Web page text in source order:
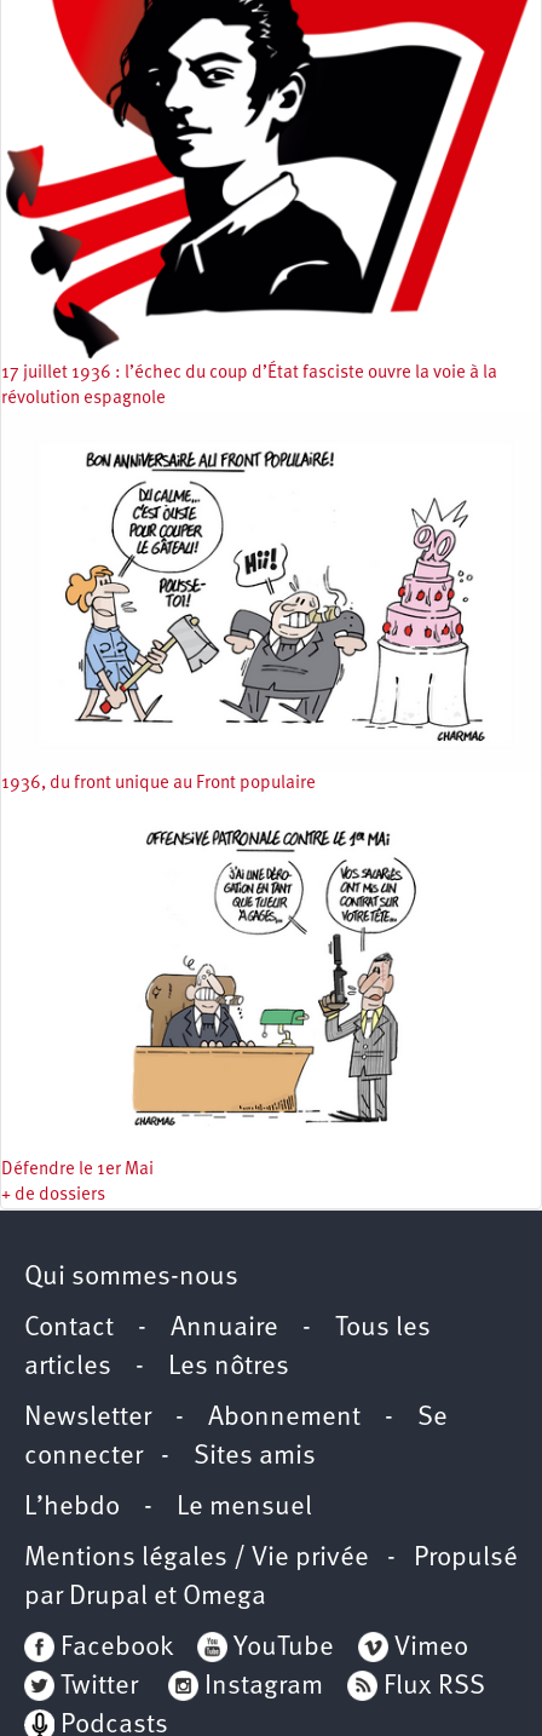
17 juillet 1936 : l’échec du coup d’État fasciste ouvre la voie à la
révolution espagnole
1936, du front unique au Front populaire
Défendre le 1er Mai
+ de dossiers
Qui sommes-nous
Contact - Annuaire -
Tous les
articles - Les nôtres
Newsletter- Abonnement - Se
connecter- Sites amis
L’hebdo - Le mensuel
Mentions légales / Vie privée - Propulsé
par Drupal et Omega
Facebook
YouTube
Vimeo
Twitter
Instagram
Flux RSS
Podcasts